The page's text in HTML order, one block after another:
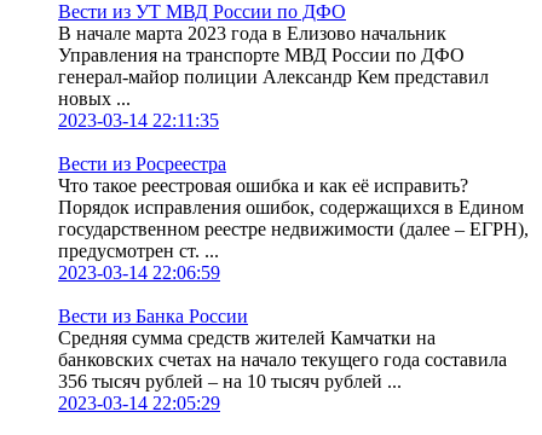
Вести из УТ МВД России по ДФО
В начале марта 2023 года в Елизово начальник
Управления на транспорте МВД России по ДФО
генерал-майор полиции Александр Кем представил
новых ...
2023-03-14 22:11:35
Вести из Росреестра
Что такое реестровая ошибка и как её исправить?
Порядок исправления ошибок, содержащихся в Едином
государственном реестре недвижимости (далее – ЕГРН),
предусмотрен ст. ...
2023-03-14 22:06:59
Вести из Банка России
Средняя сумма средств жителей Камчатки на
банковских счетах на начало текущего года составила
356 тысяч рублей – на 10 тысяч рублей ...
2023-03-14 22:05:29